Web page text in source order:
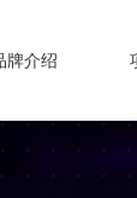
牌介绍